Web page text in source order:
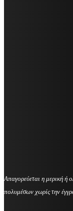
Απαγορεύεται η μερική ή
πολυμέσων χωρίς την